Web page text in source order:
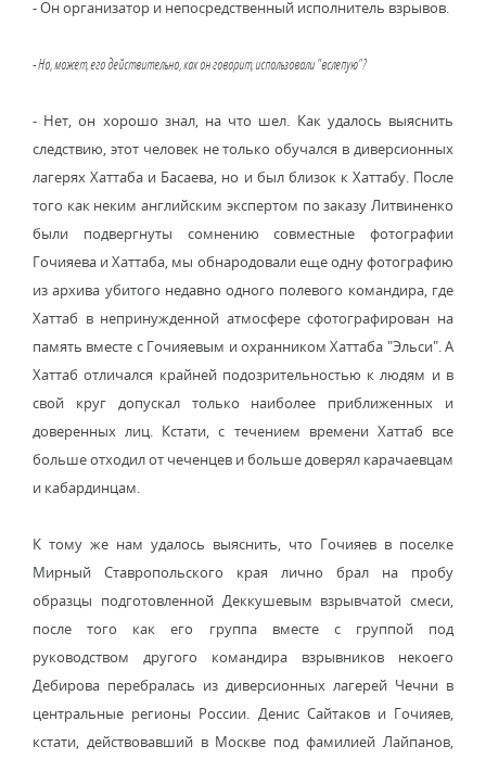
- Он организатор и непосредственный исполнитель взрывов.
- Но, может, его действительно, как он говорит, использовали "вслепую"?
- Нет, он хорошо знал, на что шел. Как удалось выяснить
следствию, этот человек не только обучался в диверсионных
лагерях Хаттаба и Басаева, но и был близок к Хаттабу. После
того как неким английским экспертом по заказу Литвиненко
были подвергнуты сомнению совместные фотографии
Гочияева и Хаттаба, мы обнародовали еще одну фотографию
из архива убитого недавно одного полевого командира, где
Хаттаб в непринужденной атмосфере сфотографирован на
память вместе с Гочияевым и охранником Хаттаба "Эльси". А
Хаттаб отличался крайней подозрительностью к людям и в
свой круг допускал только наиболее приближенных и
доверенных лиц. Кстати, с течением времени Хаттаб все
больше отходил от чеченцев и больше доверял карачаевцам
и кабардинцам.
К тому же нам удалось выяснить, что Гочияев в поселке
Мирный Ставропольского края лично брал на пробу
образцы подготовленной Деккушевым взрывчатой смеси,
после того как его группа вместе с группой под
руководством другого командира взрывников некоего
Дебирова перебралась из диверсионных лагерей Чечни в
центральные регионы России. Денис Сайтаков и Гочияев,
кстати, действовавший в Москве под фамилией Лайпанов,